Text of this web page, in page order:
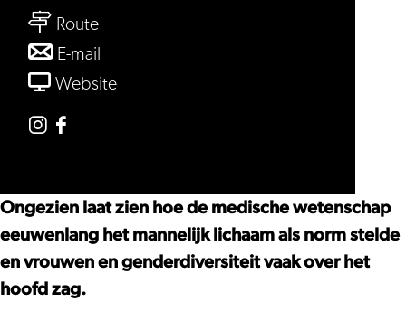
Routenaar
Ongezien.
Ongelijkheid
E-mail
Ongezien.
Websitevan
Geneeskunde
Instagram
Ongelijkheid
in
Geneeskunde
Facebook
Ongelijkheid
in
Geneeskunde
Ongezien laat zien hoe de medische wetenschap
eeuwenlang het mannelijk lichaam als norm stelde
en vrouwen en genderdiversiteit vaak over het
hoofd zag.